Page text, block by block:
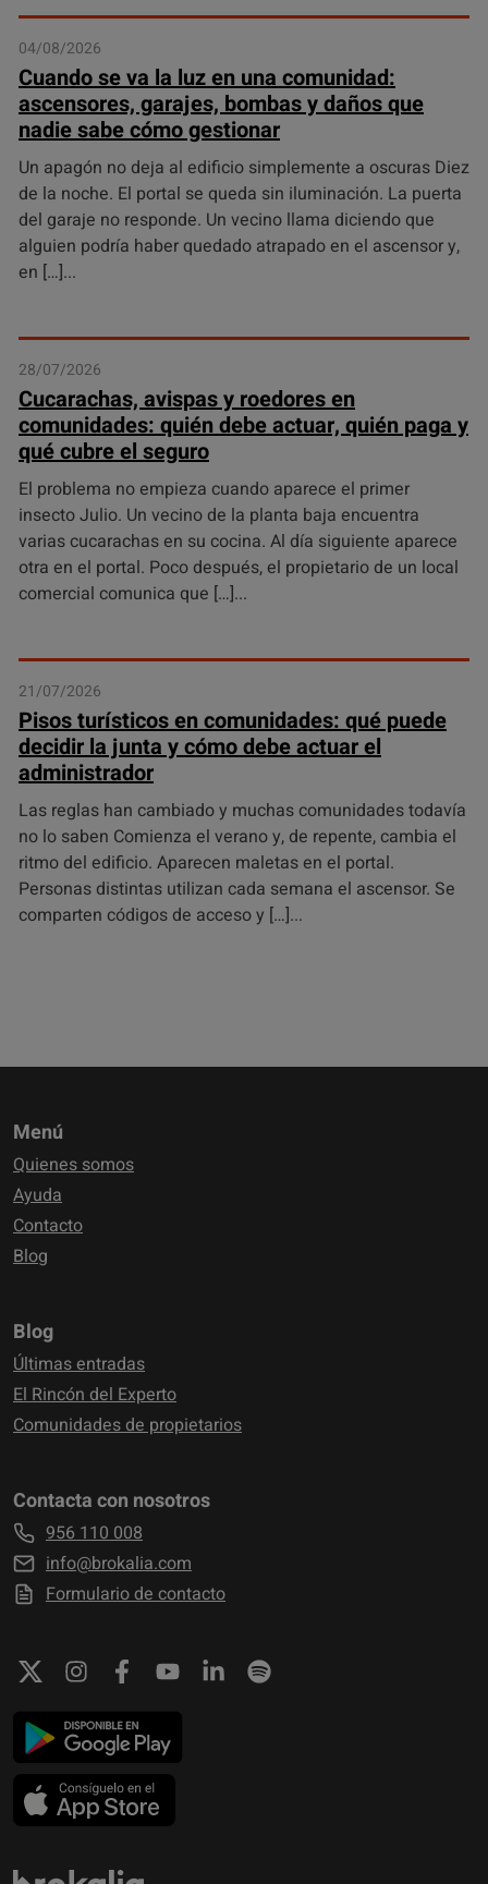
04/08/2026
Cuando se va la luz en una comunidad:
ascensores, garajes, bombas y daños que
nadie sabe cómo gestionar
Un apagón no deja al edificio simplemente a oscuras Diez
de la noche. El portal se queda sin iluminación. La puerta
del garaje no responde. Un vecino llama diciendo que
alguien podría haber quedado atrapado en el ascensor y,
en […]
28/07/2026
Cucarachas, avispas y roedores en
comunidades: quién debe actuar, quién paga y
qué cubre el seguro
El problema no empieza cuando aparece el primer
insecto Julio. Un vecino de la planta baja encuentra
varias cucarachas en su cocina. Al día siguiente aparece
otra en el portal. Poco después, el propietario de un local
comercial comunica que […]
21/07/2026
Pisos turísticos en comunidades: qué puede
decidir la junta y cómo debe actuar el
administrador
Las reglas han cambiado y muchas comunidades todavía
no lo saben Comienza el verano y, de repente, cambia el
ritmo del edificio. Aparecen maletas en el portal.
Personas distintas utilizan cada semana el ascensor. Se
comparten códigos de acceso y […]
Menú
Quienes somos
Ayuda
Contacto
Blog
Blog
Últimas entradas
El Rincón del Experto
Comunidades de propietarios
Contacta con nosotros
956 110 008
info@brokalia.com
Formulario de contacto